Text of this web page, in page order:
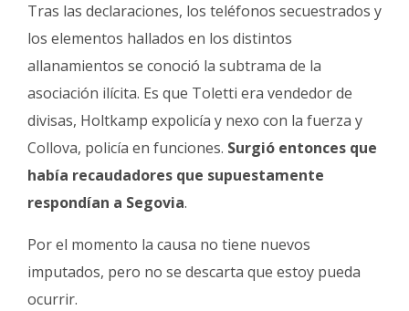
Tras las declaraciones, los teléfonos secuestrados y
los elementos hallados en los distintos
allanamientos se conoció la subtrama de la
asociación ilícita. Es que Toletti era vendedor de
divisas, Holtkamp expolicía y nexo con la fuerza y
Collova, policía en funciones. Surgió entonces que
había recaudadores que supuestamente
respondían a Segovia.
Por el momento la causa no tiene nuevos
imputados, pero no se descarta que estoy pueda
ocurrir.